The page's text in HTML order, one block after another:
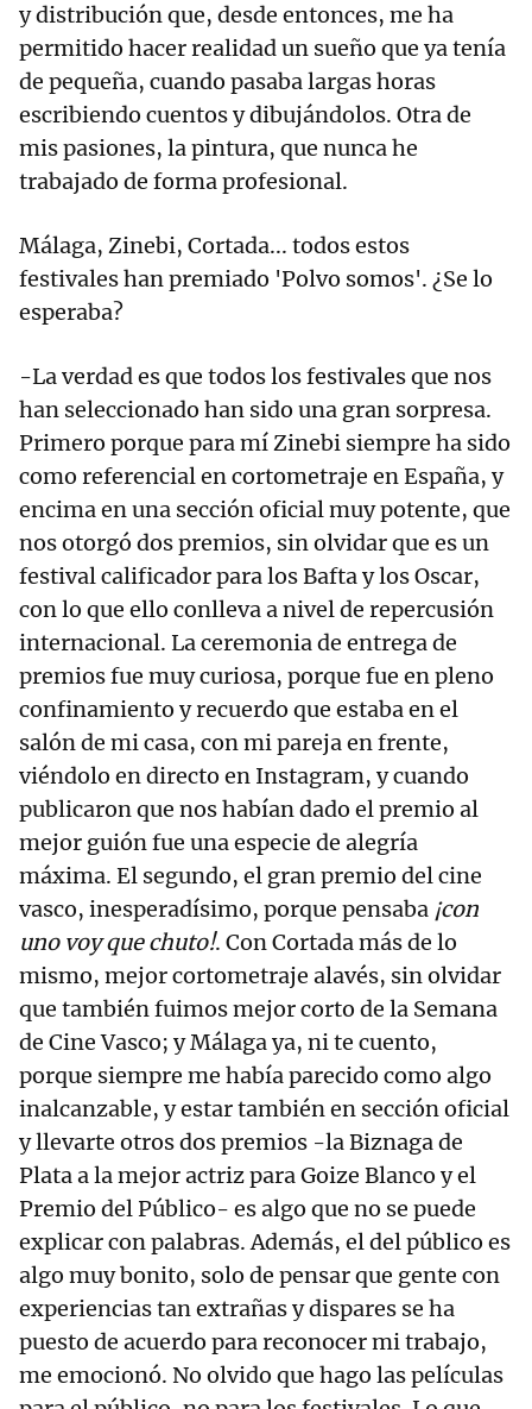
y distribución que, desde entonces, me ha
permitido hacer realidad un sueño que ya tenía
de pequeña, cuando pasaba largas horas
escribiendo cuentos y dibujándolos. Otra de
mis pasiones, la pintura, que nunca he
trabajado de forma profesional.
Málaga, Zinebi, Cortada... todos estos
festivales han premiado 'Polvo somos'. ¿Se lo
esperaba?
-La verdad es que todos los festivales que nos
han seleccionado han sido una gran sorpresa.
Primero porque para mí Zinebi siempre ha sido
como referencial en cortometraje en España, y
encima en una sección oficial muy potente, que
nos otorgó dos premios, sin olvidar que es un
festival calificador para los Bafta y los Oscar,
con lo que ello conlleva a nivel de repercusión
internacional. La ceremonia de entrega de
premios fue muy curiosa, porque fue en pleno
confinamiento y recuerdo que estaba en el
salón de mi casa, con mi pareja en frente,
viéndolo en directo en Instagram, y cuando
publicaron que nos habían dado el premio al
mejor guión fue una especie de alegría
máxima. El segundo, el gran premio del cine
vasco, inesperadísimo, porque pensaba ¡con
uno voy que chuto!. Con Cortada más de lo
mismo, mejor cortometraje alavés, sin olvidar
que también fuimos mejor corto de la Semana
de Cine Vasco; y Málaga ya, ni te cuento,
porque siempre me había parecido como algo
inalcanzable, y estar también en sección oficial
y llevarte otros dos premios -la Biznaga de
Plata a la mejor actriz para Goize Blanco y el
Premio del Público- es algo que no se puede
explicar con palabras. Además, el del público es
algo muy bonito, solo de pensar que gente con
experiencias tan extrañas y dispares se ha
puesto de acuerdo para reconocer mi trabajo,
me emocionó. No olvido que hago las películas